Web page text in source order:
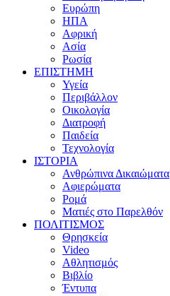
Ευρώπη
ΗΠΑ
Αφρική
Ασία
Ρωσία
ΕΠΙΣΤΗΜΗ
Υγεία
Περιβάλλον
Οικολογία
Διατροφή
Παιδεία
Τεχνολογία
ΙΣΤΟΡΙΑ
Ανθρώπινα Δικαιώματα
Αφιερώματα
Ρομά
Ματιές στο Παρελθόν
ΠΟΛΙΤΙΣΜΟΣ
Θρησκεία
Video
Αθλητισμός
Βιβλίο
Έντυπα